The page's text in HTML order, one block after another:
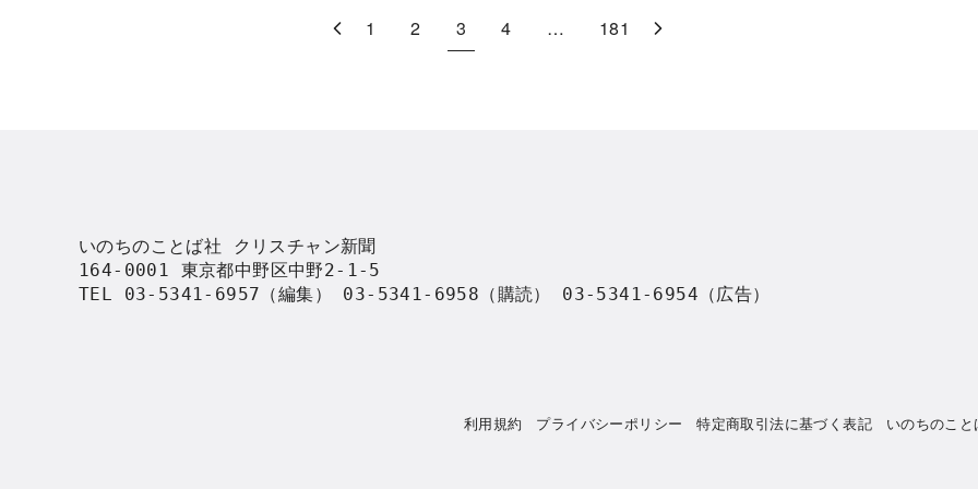
1 2 3 4 … 181
いのちのことば社 クリスチャン新聞
164-0001 東京都中野区中野2-1-5
TEL 03-5341-6957（編集） 03-5341-6958（購読） 03-5341-6954（広告）
利用規約 プライバシーポリシー 特定商取引法に基づく表記 いのちのこと